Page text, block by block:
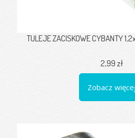
TULEJE ZACISKOWE CYBANTY
2,99 zł
Zobacz więcej